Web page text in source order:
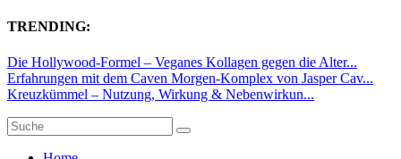
TRENDING:
Die Hollywood-Formel – Veganes Kollagen gegen die Alter...
Erfahrungen mit dem Caven Morgen-Komplex von Jasper Cav...
Kreuzkümmel – Nutzung, Wirkung & Nebenwirkun...